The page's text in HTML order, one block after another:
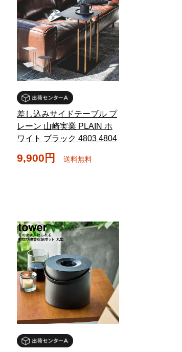
差し込みサイドテーブル プ
レーン 山崎実業 PLAIN ホ
ワイト ブラック 4803 4804
9,900円 送料無料